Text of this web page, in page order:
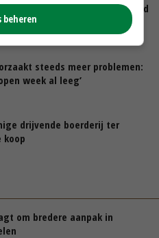
van Frijns doet het verrassend
steeds meer problemen:
week al leeg’
drijvende boerderij ter
om bredere aanpak in
beheren